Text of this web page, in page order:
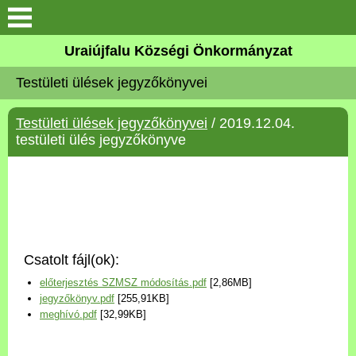
Köszöntő
Elérhetőségek
Uraiújfalu
Választási információk
Versenyképes Járások
Uraiújfalu Községi Önkormányzat
Testületi ülések jegyzőkönyvei
Testületi ülések jegyzőkönyvei / 2019.12.04.
testületi ülés jegyzőkönyve
Csatolt fájl(ok):
előterjesztés SZMSZ módosítás.pdf [2,86MB]
jegyzőkönyv.pdf [255,91KB]
meghívó.pdf [32,99KB]